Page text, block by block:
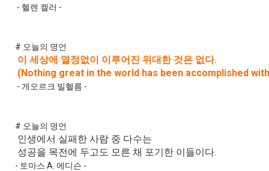
- 헬렌 켈러 -
# 오늘의 명언
이 세상에 열정없이 이루어진 위대한 것은 없다.
(Nothing great in the world has been accomplished
- 게오르크 빌헬름 -
# 오늘의 명언
인생에서 실패한 사람 중 다수는
성공을 목전에 두고도 모른 채 포기한 이들이다.
- 토마스 A. 에디슨 -